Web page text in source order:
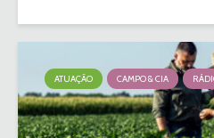
ATUAÇÃO CAMPO & CIA